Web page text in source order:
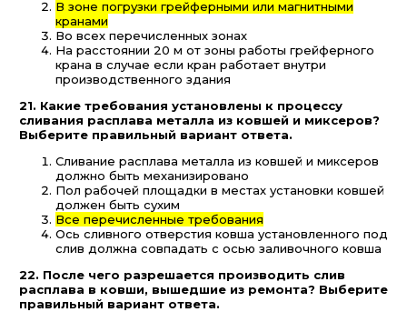
В зоне погрузки грейферными или магнитными
кранами
Во всех перечисленных зонах
На расстоянии 20 м от зоны работы грейферного
крана в случае если кран работает внутри
производственного здания
21. Какие требования установлены к процессу
сливания расплава металла из ковшей и миксеров?
Выберите правильный вариант ответа.
Сливание расплава металла из ковшей и миксеров
должно быть механизировано
Пол рабочей площадки в местах установки ковшей
должен быть сухим
Все перечисленные требования
Ось сливного отверстия ковша установленного под
слив должна совпадать с осью заливочного ковша
22. После чего разрешается производить слив
расплава в ковши, вышедшие из ремонта? Выберите
правильный вариант ответа.